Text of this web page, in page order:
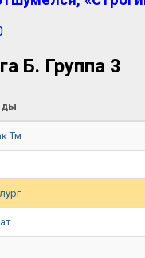
Б. Группа 3
Тм